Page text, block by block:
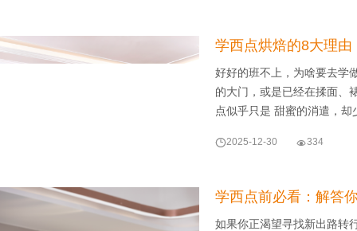
学西点烘焙的8大理
好好的班不上，为啥要去学
的大门，或是已经在揉面、
点似乎只是 甜蜜的消遣，
2025-12-30 334
学西点前必看：解答
如果你正渴望寻找新出路转